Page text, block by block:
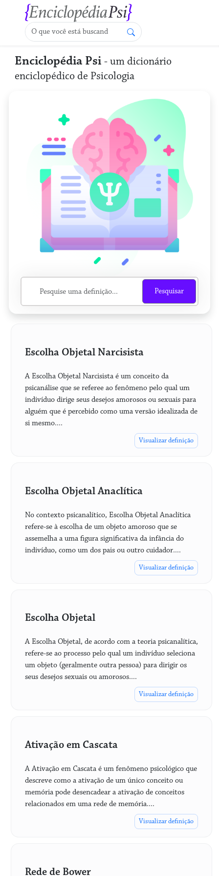
Enciclopédia Psi - um dicionário
enciclopédico de Psicologia
Pesquisar
Escolha Objetal Narcisista
A Escolha Objetal Narcisista é um conceito da
psicanálise que se referee ao fenômeno pelo qual um
indivíduo dirige seus desejos amorosos ou sexuais para
alguém que é percebido como uma versão idealizada de
si mesmo....
Visualizar definição
Escolha Objetal Anaclítica
No contexto psicanalítico, Escolha Objetal Anaclítica
refere-se à escolha de um objeto amoroso que se
assemelha a uma figura significativa da infância do
indivíduo, como um dos pais ou outro cuidador....
Visualizar definição
Escolha Objetal
A Escolha Objetal, de acordo com a teoria psicanalítica,
refere-se ao processo pelo qual um indivíduo seleciona
um objeto (geralmente outra pessoa) para dirigir os
seus desejos sexuais ou amorosos....
Visualizar definição
Ativação em Cascata
A Ativação em Cascata é um fenômeno psicológico que
descreve como a ativação de um único conceito ou
memória pode desencadear a ativação de conceitos
relacionados em uma rede de memória....
Visualizar definição
Rede de Bower